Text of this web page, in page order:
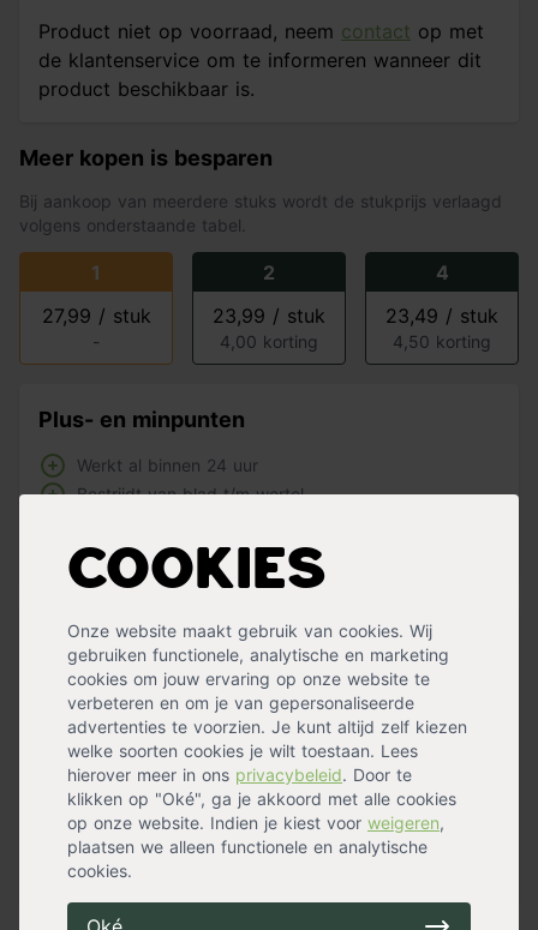
Cookies
Onze website maakt gebruik van cookies. Wij
gebruiken functionele, analytische en marketing
cookies om jouw ervaring op onze website te
verbeteren en om je van gepersonaliseerde
advertenties te voorzien. Je kunt altijd zelf kiezen
welke soorten cookies je wilt toestaan. Lees
hierover meer in ons privacybeleid. Door te
klikken op "Oké", ga je akkoord met alle cookies
op onze website. Indien je kiest voor weigeren,
plaatsen we alleen functionele en analytische
cookies.
Product niet op voorraad, neem contact op met
de klantenservice om te informeren wanneer dit
product beschikbaar is.
Meer kopen is besparen
Bij aankoop van meerdere stuks wordt de stukprijs verlaagd
volgens onderstaande tabel.
1
27,99 / stuk
-
2
23,99 / stuk
4,00 korting
4
23,49 / stuk
4,50 korting
Plus- en minpunten
Werkt al binnen 24 uur
Bestrijdt van blad t/m wortel
Chemisch middel
Om onkruid te verdelgen is er geen betere dan Roundup.
Dit is een totale onkruidbestrijder met systematische
werking voor niet-verharde oppervlakken. Het bestrijdt
alle onkruiden tot in de wortel en heeft geen nadelige
gevolgen voor de bodem.
De Concentraat is in 3 verschillende
inhoudsverpakkingen verkrijgbaar.
Dit concentraat moet gemengd worden met water voor
gebruik. Zaaien en planten is een week na gebruik weer
verschillende inhoudsverpakkingen.